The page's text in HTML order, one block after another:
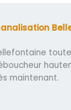
maintenant.